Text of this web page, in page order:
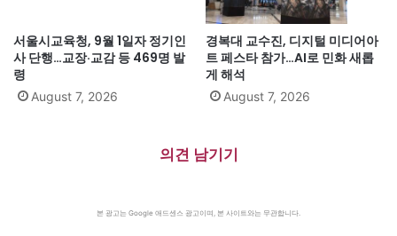
서울시교육청, 9월 1일자 정기인
사 단행…교장·교감 등 469명 발
령
August 7, 2026
경복대 교수진, 디지털 미디어아
트 페스타 참가…AI로 민화 새롭
게 해석
August 7, 2026
의견 남기기
본 광고는 Google 애드센스 광고이며, 본 사이트와는 무관합니다.